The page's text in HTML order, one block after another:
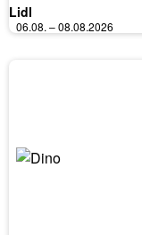
Lidl
06.08. – 08.08.2026